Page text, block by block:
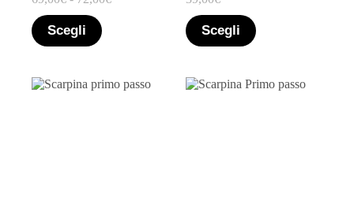
Scegli Scegli